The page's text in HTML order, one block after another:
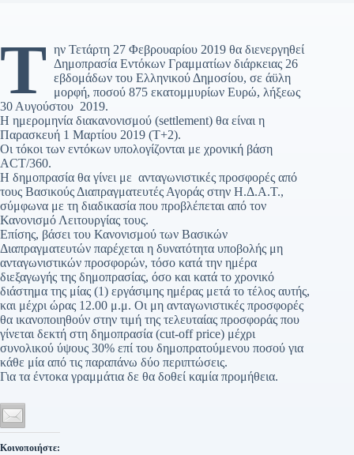
Τ ην Τετάρτη 27 Φεβρουαρίου 2019 θα διενεργηθεί
Δημοπρασία Εντόκων Γραμματίων διάρκειας 26
εβδομάδων του Ελληνικού Δημοσίου, σε άϋλη
μορφή, ποσού 875 εκατομμυρίων Ευρώ, λήξεως
30 Αυγούστου 2019.
Η ημερομηνία διακανονισμού (settlement) θα είναι η
Παρασκευή 1 Μαρτίου 2019 (Τ+2).
Οι τόκοι των εντόκων υπολογίζονται με χρονική βάση
ACT/360.
Η δημοπρασία θα γίνει με ανταγωνιστικές προσφορές από
τους Βασικούς Διαπραγματευτές Αγοράς στην Η.Δ.Α.Τ.,
σύμφωνα με τη διαδικασία που προβλέπεται από τον
Κανονισμό Λειτουργίας τους.
Επίσης, βάσει του Κανονισμού των Βασικών
Διαπραγματευτών παρέχεται η δυνατότητα υποβολής μη
ανταγωνιστικών προσφορών, τόσο κατά την ημέρα
διεξαγωγής της δημοπρασίας, όσο και κατά το χρονικό
διάστημα της μίας (1) εργάσιμης ημέρας μετά το τέλος αυτής,
και μέχρι ώρας 12.00 μ.μ. Οι μη ανταγωνιστικές προσφορές
θα ικανοποιηθούν στην τιμή της τελευταίας προσφοράς που
γίνεται δεκτή στη δημοπρασία (cut-off price) μέχρι
συνολικού ύψους 30% επί του δημοπρατούμενου ποσού για
κάθε μία από τις παραπάνω δύο περιπτώσεις.
Για τα έντοκα γραμμάτια δε θα δοθεί καμία προμήθεια.
Κοινοποιήστε: